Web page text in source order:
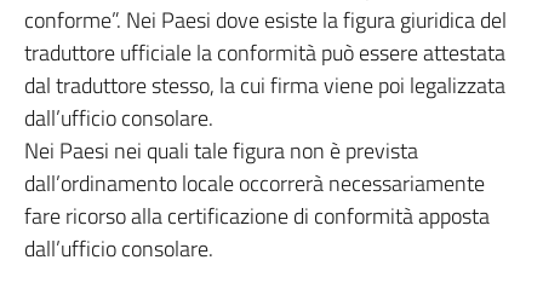
conforme”. Nei Paesi dove esiste la figura giuridica del
traduttore ufficiale la conformità può essere attestata
dal traduttore stesso, la cui firma viene poi legalizzata
dall’ufficio consolare.
Nei Paesi nei quali tale figura non è prevista
dall’ordinamento locale occorrerà necessariamente
fare ricorso alla certificazione di conformità apposta
dall’ufficio consolare.